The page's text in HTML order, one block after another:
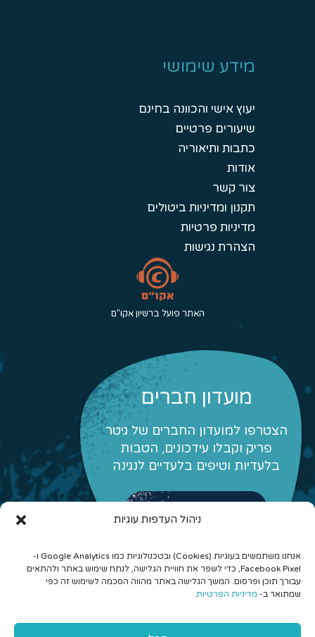
ניהול העדפות עוגיות
אנחנו משתמשים בעוגיות (Cookies) ובטכנולוגיות כמו Google Analytics ו-
Facebook Pixel, כדי לשפר את חוויית הגלישה, לנתח שימוש באתר ולהתאים
עבורך תוכן ופרסום. המשך הגלישה באתר מהווה הסכמה לשימוש זה כפי
שמתואר ב- מדיניות הפרטיות.
מידע שימושי
יעוץ אישי והכוונה בחינם
שיעורים פרטיים
כתבות ותיאוריה
אודות
צור קשר
תקנון ומדיניות ביטולים
מדיניות פרטיות
הצהרת נגישות
האתר פועל ברשיון אקו"ם
מועדון חברים
הצטרפו למועדון החברים של גיטר
פריק וקבלו עידכונים, הטבות
בלעדיות וטיפים בלעדיים לנגינה
לפרטים והצטרפות
© 2026 כל הזכויות שמורות לגיטר פריק - לימוד גיטרה אונליין